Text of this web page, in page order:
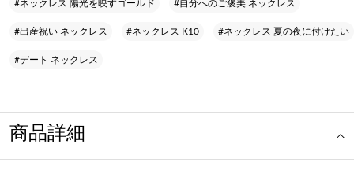
#ネックレス 陽光を映すゴールド #自分へのご褒美 ネックレス
#出産祝い ネックレス #ネックレス K10 #ネックレス 夏の夜に付けたい
#デート ネックレス
商品詳細